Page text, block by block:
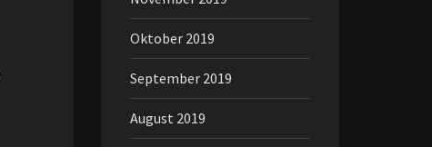
Oktober 2019
September 2019
August 2019